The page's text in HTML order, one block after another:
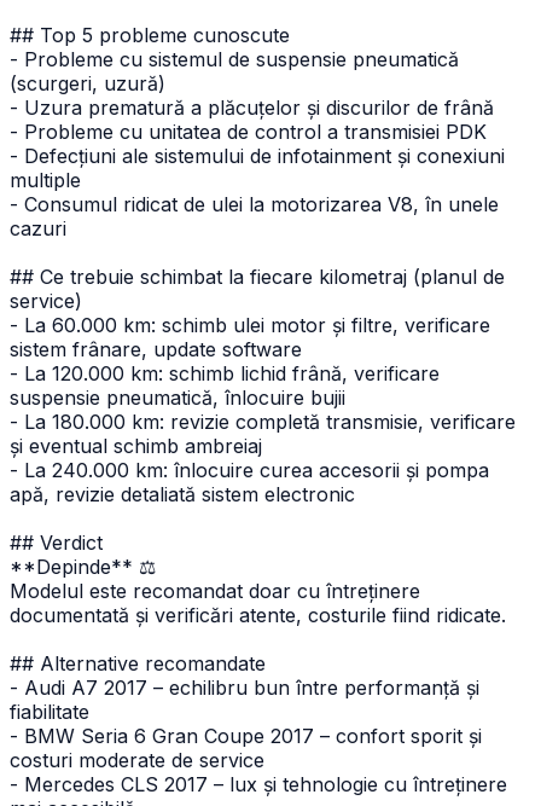
## Top 5 probleme cunoscute
- Probleme cu sistemul de suspensie pneumatică
(scurgeri, uzură)
- Uzura prematură a plăcuțelor și discurilor de frână
- Probleme cu unitatea de control a transmisiei PDK
- Defecțiuni ale sistemului de infotainment și conexiuni
multiple
- Consumul ridicat de ulei la motorizarea V8, în unele
cazuri
## Ce trebuie schimbat la fiecare kilometraj (planul de
service)
- La 60.000 km: schimb ulei motor și filtre, verificare
sistem frânare, update software
- La 120.000 km: schimb lichid frână, verificare
suspensie pneumatică, înlocuire bujii
- La 180.000 km: revizie completă transmisie, verificare
și eventual schimb ambreiaj
- La 240.000 km: înlocuire curea accesorii și pompa
apă, revizie detaliată sistem electronic
## Verdict
**Depinde** ⚖️
Modelul este recomandat doar cu întreținere
documentată și verificări atente, costurile fiind ridicate.
## Alternative recomandate
- Audi A7 2017 – echilibru bun între performanță și
fiabilitate
- BMW Seria 6 Gran Coupe 2017 – confort sporit și
costuri moderate de service
- Mercedes CLS 2017 – lux și tehnologie cu întreținere